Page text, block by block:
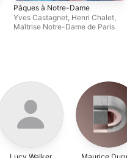
Pâques à Notre-Dame
Yves Castagnet, Henri Chalet,
Maîtrise Notre-Dame de Paris